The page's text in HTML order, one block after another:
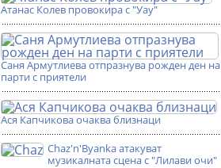
Атанас Колев провокира с "Уау"
Саня Армутлиева отпразнува рожден ден на
парти с приятели
Ася Капчикова очаква близнаци
Chaz'n'Byanka атакуват
музикалната сцена с "Лилави очи"